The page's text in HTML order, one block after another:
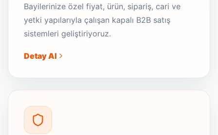
Bayilerinize özel fiyat, ürün, sipariş, cari ve
yetki yapılarıyla çalışan kapalı B2B satış
sistemleri geliştiriyoruz.
Detay Al